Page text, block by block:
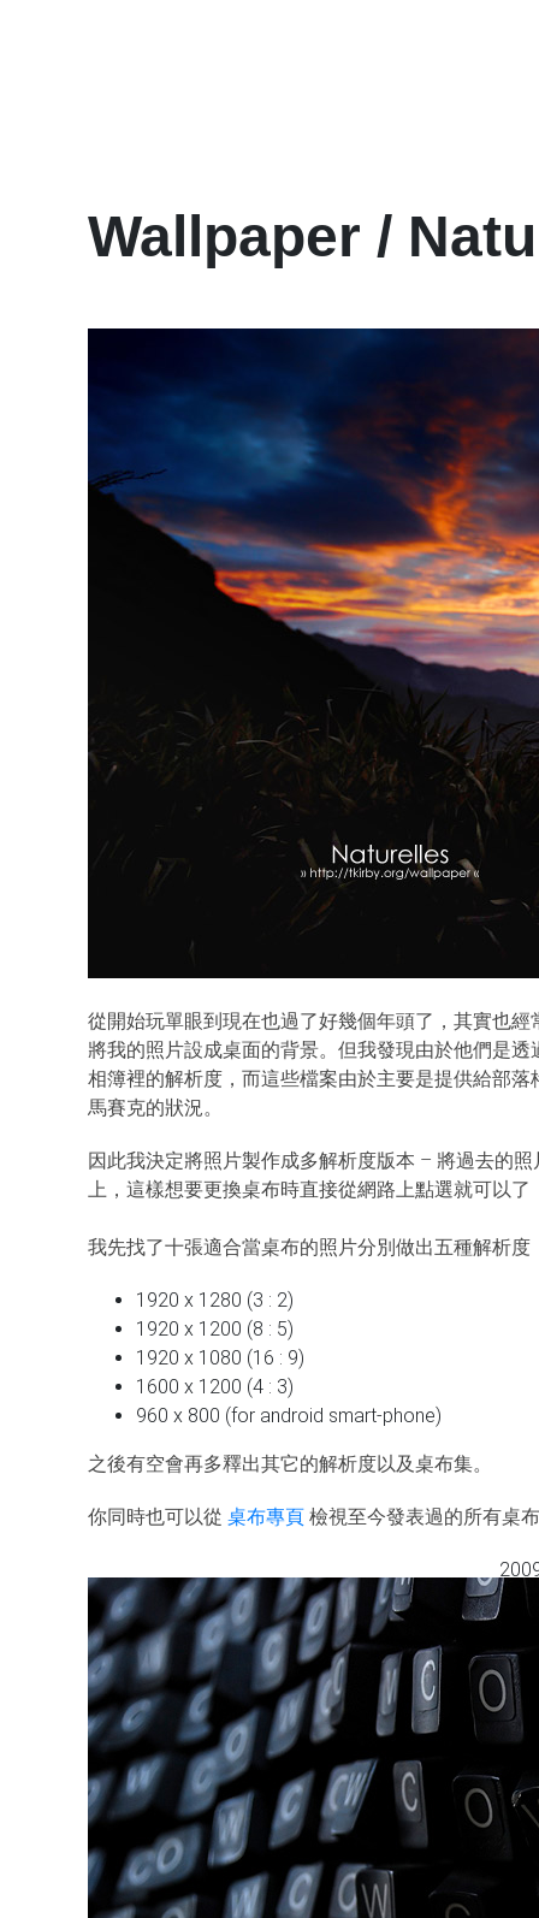
Wallpaper /
從開始玩單眼到現在也過了好幾個年頭了，其實也
將我的照片設成桌面的背景。但我發現由於他們是
相簿裡的解析度，而這些檔案由於主要是提供給部
馬賽克的狀況。
因此我決定將照片製作成多解析度版本 – 將過去的
上，這樣想要更換桌布時直接從網路上點選就可以了
我先找了十張適合當桌布的照片分別做出五種解析度
1920 x 1280 (3 : 2)
1920 x 1200 (8 : 5)
1920 x 1080 (16 : 9)
1600 x 1200 (4 : 3)
960 x 800 (for android smart-phone)
之後有空會再多釋出其它的解析度以及桌布集。
你同時也可以從 桌布專頁 檢視至今發表過的所有桌